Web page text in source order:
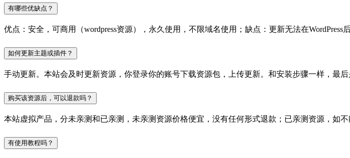
有哪些优缺点？
优点：安全，可商用（wordpress资源），永久使用，不限域名使用；缺点：更新无法在WordPress
如何更新主题或插件？
手动更新。本站会及时更新资源，你登录你的账号下载资源包，上传更新。和安装步骤一样，最后
购买该资源后，可以退款吗？
本站虚拟产品，分未亲测和已亲测，未亲测资源价格便宜，没有任何形式退款；已亲测资源，如
有使用教程吗？